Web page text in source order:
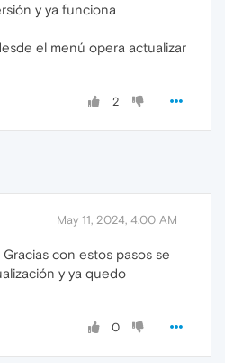
y ya funciona
el menú opera actualizar
2
May 11, 2024, 4:00 AM
con estos pasos se
y ya quedo
0